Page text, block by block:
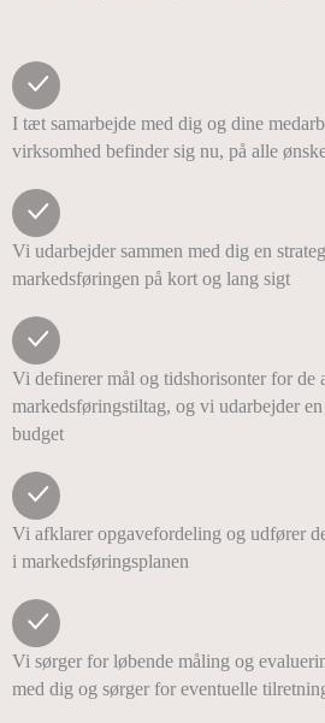
I tæt samarbejde med dig og dine
virksomhed befinder sig nu, på alle
Vi udarbejder sammen med dig en
markedsføringen på kort og lang sigt
Vi definerer mål og tidshorisonter for de
markedsføringstiltag, og vi udarbejder
budget
Vi afklarer opgavefordeling og udfører
i markedsføringsplanen
Vi sørger for løbende måling og
med dig og sørger for eventuelle